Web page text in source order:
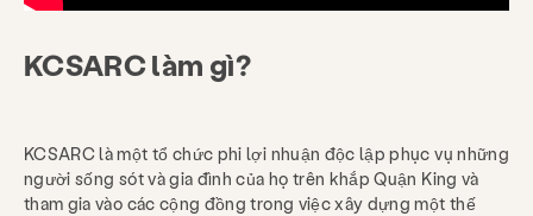
KCSARC làm gì?
KCSARC là một tổ chức phi lợi nhuận độc lập phục vụ những
người sống sót và gia đình của họ trên khắp Quận King và
tham gia vào các cộng đồng trong việc xây dựng một thế